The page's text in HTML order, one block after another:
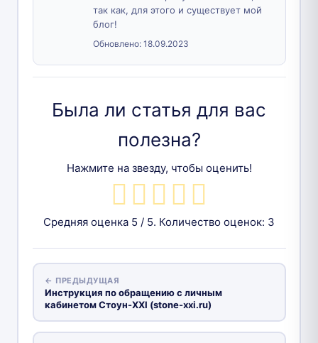
так как, для этого и существует мой
блог!
Обновлено: 18.09.2023
Была ли статья для вас
полезна?
Нажмите на звезду, чтобы оценить!
Средняя оценка 5 / 5. Количество оценок: 3
← ПРЕДЫДУЩАЯ
Инструкция по обращению с личным
кабинетом Стоун-XXI (stone-xxi.ru)